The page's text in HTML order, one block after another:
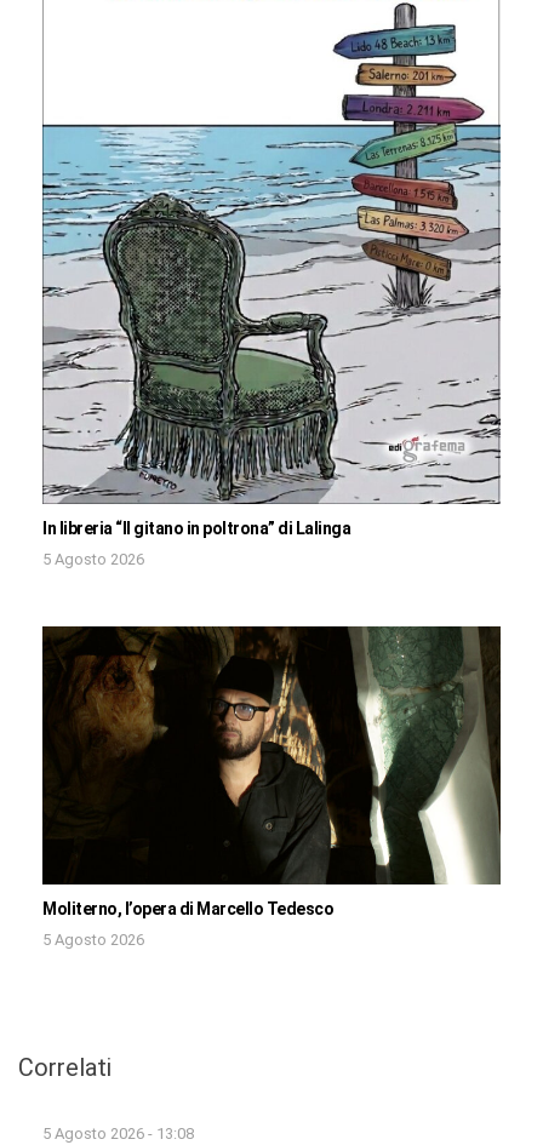
In libreria “Il gitano in poltrona” di Lalinga
5 Agosto 2026
Moliterno, l’opera di Marcello Tedesco
5 Agosto 2026
Correlati
5 Agosto 2026 - 13:08